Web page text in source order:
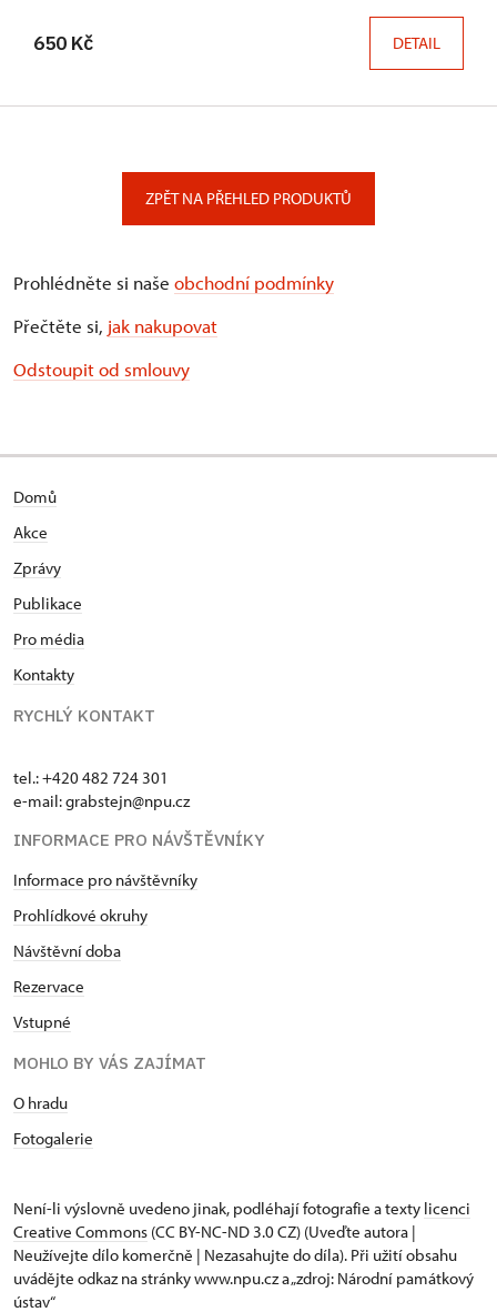
650 Kč DETAIL
ZPĚT NA PŘEHLED PRODUKTŮ
Prohlédněte si naše obchodní podmínky
Přečtěte si, jak nakupovat
Odstoupit od smlouvy
Domů
Akce
Zprávy
Publikace
Pro média
Kontakty
RYCHLÝ KONTAKT
tel.: +420 482 724 301
e-mail: grabstejn@npu.cz
INFORMACE PRO NÁVŠTĚVNÍKY
Informace pro návštěvníky
Prohlídkové okruhy
Návštěvní doba
Rezervace
Vstupné
MOHLO BY VÁS ZAJÍMAT
O hradu
Fotogalerie
Není-li výslovně uvedeno jinak, podléhají fotografie a texty licenci
Creative Commons (CC BY-NC-ND 3.0 CZ) (Uveďte autora |
Neužívejte dílo komerčně | Nezasahujte do díla). Při užití obsahu
uvádějte odkaz na stránky www.npu.cz a „zdroj: Národní památkový
ústav“